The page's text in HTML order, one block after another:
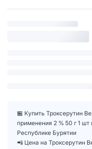
🏪 Купить Троксерутин
применения 2 % 50 г 1
Республике Бурятии
📲 Цена на Троксерутин